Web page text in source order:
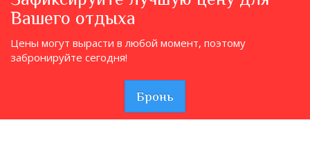
Вашего отдыха
Цены могут вырасти в любой момент, поэтому
забронируйте сегодня!
Бронь